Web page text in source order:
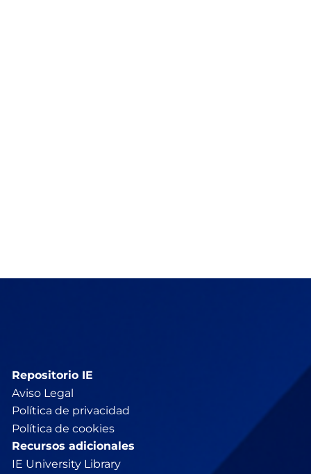
Repositorio IE
Aviso Legal
Política de privacidad
Política de cookies
Recursos adicionales
IE University Library